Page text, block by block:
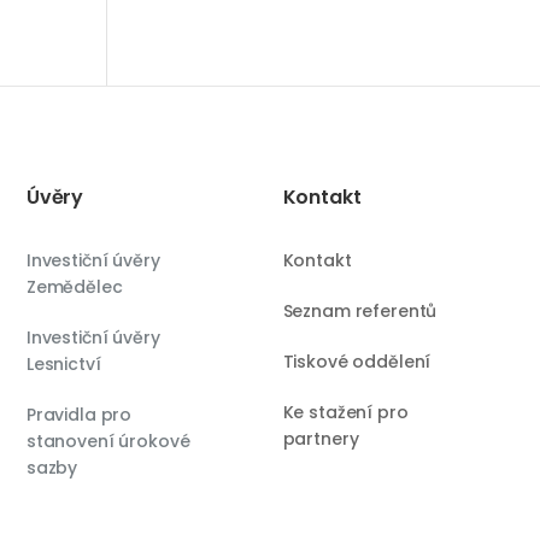
Úvěry
Investiční úvěry
Zemědělec
Investiční úvěry
Lesnictví
Pravidla pro
stanovení úrokové
sazby
Kontakt
Kontakt
Seznam referentů
Tiskové oddělení
Ke stažení pro
partnery